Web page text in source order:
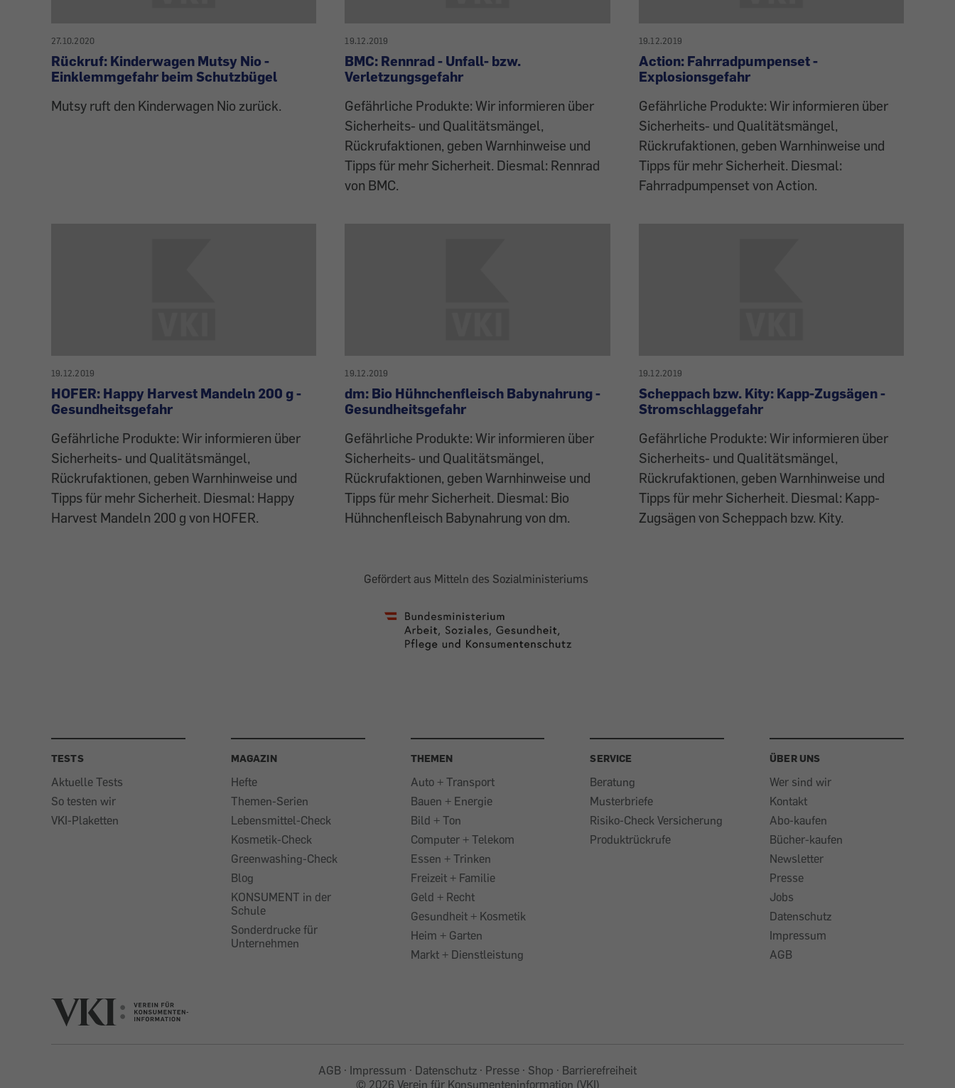
27.10.2020
Rückruf: Kinderwagen Mutsy Nio -
Einklemmgefahr beim Schutzbügel
Mutsy ruft den Kinderwagen Nio zurück.
19.12.2019
BMC: Rennrad - Unfall- bzw.
Verletzungsgefahr
Gefährliche Produkte: Wir informieren über
Sicherheits- und Qualitätsmängel,
Rückrufaktionen, geben Warnhinweise und
Tipps für mehr Sicherheit. Diesmal: Rennrad
von BMC.
19.12.2019
Action: Fahrradpumpenset -
Explosionsgefahr
Gefährliche Produkte: Wir informieren über
Sicherheits- und Qualitätsmängel,
Rückrufaktionen, geben Warnhinweise und
Tipps für mehr Sicherheit. Diesmal:
Fahrradpumpenset von Action.
19.12.2019
HOFER: Happy Harvest Mandeln 200 g -
Gesundheitsgefahr
Gefährliche Produkte: Wir informieren über
Sicherheits- und Qualitätsmängel,
Rückrufaktionen, geben Warnhinweise und
Tipps für mehr Sicherheit. Diesmal: Happy
Harvest Mandeln 200 g von HOFER.
19.12.2019
dm: Bio Hühnchenfleisch Babynahrung -
Gesundheitsgefahr
Gefährliche Produkte: Wir informieren über
Sicherheits- und Qualitätsmängel,
Rückrufaktionen, geben Warnhinweise und
Tipps für mehr Sicherheit. Diesmal: Bio
Hühnchenfleisch Babynahrung von dm.
19.12.2019
Scheppach bzw. Kity: Kapp-Zugsägen -
Stromschlaggefahr
Gefährliche Produkte: Wir informieren über
Sicherheits- und Qualitätsmängel,
Rückrufaktionen, geben Warnhinweise und
Tipps für mehr Sicherheit. Diesmal: Kapp-
Zugsägen von Scheppach bzw. Kity.
Gefördert aus Mitteln des Sozialministeriums
TESTS
Aktuelle Tests
So testen wir
VKI-Plaketten
MAGAZIN
Hefte
Themen-Serien
Lebensmittel-Check
Kosmetik-Check
Greenwashing-Check
Blog
KONSUMENT in der
Schule
Sonderdrucke für
Unternehmen
THEMEN
Auto + Transport
Bauen + Energie
Bild + Ton
Computer + Telekom
Essen + Trinken
Freizeit + Familie
Geld + Recht
Gesundheit + Kosmetik
Heim + Garten
Markt + Dienstleistung
SERVICE
Beratung
Musterbriefe
Risiko-Check Versicherung
Produktrückrufe
ÜBER UNS
Wer sind wir
Kontakt
Abo-kaufen
Bücher-kaufen
Newsletter
Presse
Jobs
Datenschutz
Impressum
AGB
AGB Impressum Datenschutz Presse Shop
Barrierefreiheit
© 2026 Verein für Konsumenteninformation (VKI)